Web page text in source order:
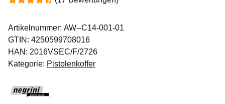
Artikelnummer: AW--C14-001-01
GTIN: 4250599708016
HAN: 2016VSEC/F/2726
Kategorie: Pistolenkoffer